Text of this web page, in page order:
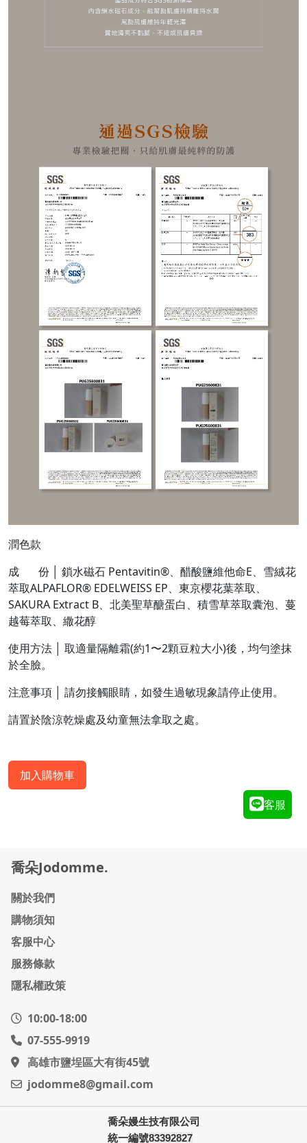
潤色款
成 份 │ 鎖水磁石 Pentavitin®、醋酸鹽維他命E、雪絨花
萃取ALPAFLOR® EDELWEISS EP、東京櫻花葉萃取、
SAKURA Extract B、北美聖草醣蛋白、積雪草萃取囊泡、蔓
越莓萃取、繖花醇
使用方法 │ 取適量隔離霜(約1〜2顆豆粒大小)後，均勻塗抹
於全臉。
注意事項 │ 請勿接觸眼睛，如發生過敏現象請停止使用。
請置於陰涼乾燥處及幼童無法拿取之處。
加入購物車
客服
喬朵Jodomme.
關於我們
購物須知
客服中心
服務條款
隱私權政策
10:00-18:00
07-555-9919
高雄市鹽埕區大有街45號
jodomme8@gmail.com
喬朵嫚生技有限公司
統一編號83392827